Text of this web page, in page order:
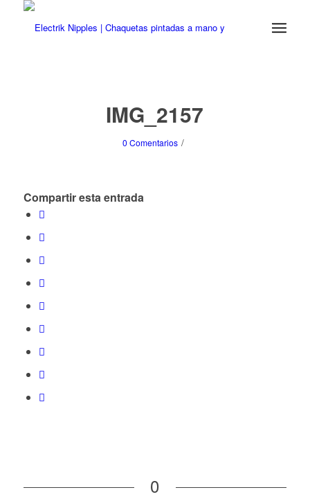
IMG_2157
0 Comentarios /
Compartir esta entrada
0